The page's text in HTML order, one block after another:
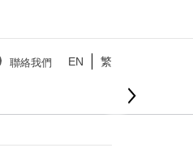
聯絡我們 EN 繁